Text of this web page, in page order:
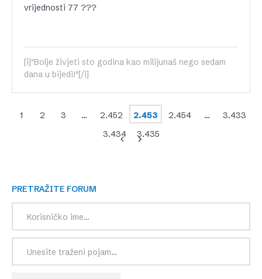
vrijednosti 77 ???
[i]"Bolje živjeti sto godina kao milijunaš nego sedam
dana u bijedi!"[/i]
1 2 3 … 2.452 2.453 2.454 …
3.433
3.434
3.435
PRETRAŽITE FORUM